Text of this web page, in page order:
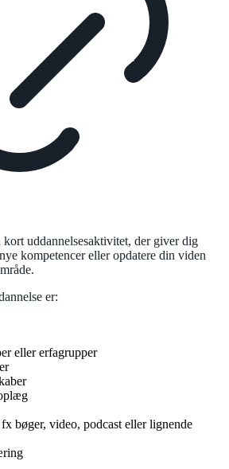
kort uddannelsesaktivitet, der giver dig
kompetencer eller opdatere din viden
er:
eller erfagrupper
bøger, video, podcast eller lignende